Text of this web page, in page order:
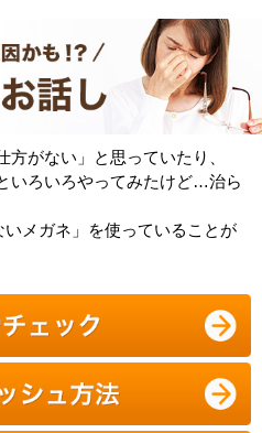
がない」と思っていたり、
いろいろやってみたけど…治ら
いメガネ」を使っていることが